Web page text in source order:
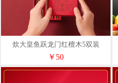
炊大皇鱼跃龙门红檀木5双装
KZ01HLH
￥50